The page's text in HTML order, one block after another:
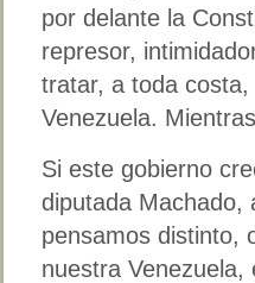
por delante la
represor,
tratar, a toda
Venezuela.
Si este gobierno
diputada Machado,
pensamos distinto,
nuestra